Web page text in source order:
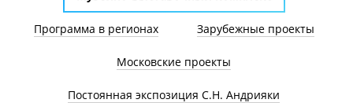
Программа в регионах Зарубежные проекты
Московские проекты
Постоянная экспозиция С.Н. Андрияки